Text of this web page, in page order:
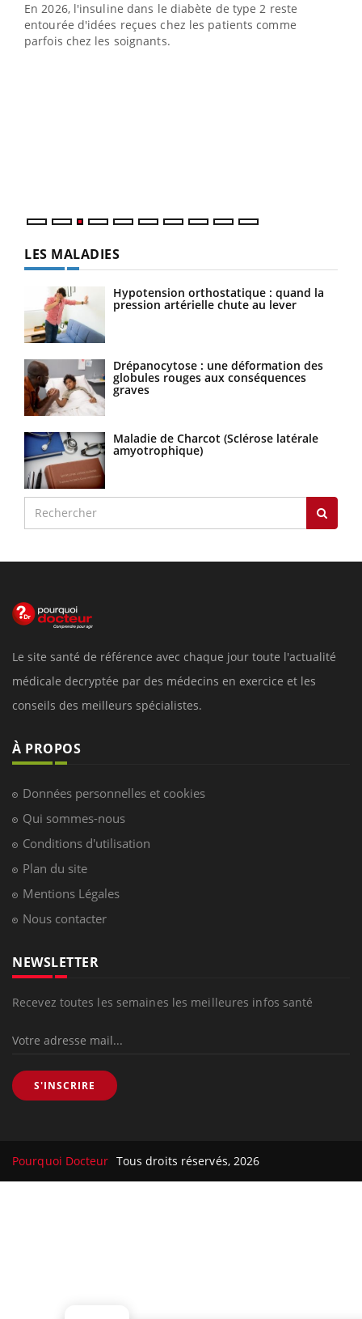
En 2026, l'insuline dans le diabète de type 2 reste
entourée d'idées reçues chez les patients comme
parfois chez les soignants.
LES MALADIES
Hypotension orthostatique : quand la
pression artérielle chute au lever
Drépanocytose : une déformation des
globules rouges aux conséquences
graves
Maladie de Charcot (Sclérose latérale
amyotrophique)
Le site santé de référence avec chaque jour toute l'actualité
médicale decryptée par des médecins en exercice et les
conseils des meilleurs spécialistes.
À PROPOS
Données personnelles et cookies
Qui sommes-nous
Conditions d'utilisation
Plan du site
Mentions Légales
Nous contacter
NEWSLETTER
Recevez toutes les semaines les meilleures infos santé
S'INSCRIRE
Pourquoi Docteur Tous droits réservés, 2026